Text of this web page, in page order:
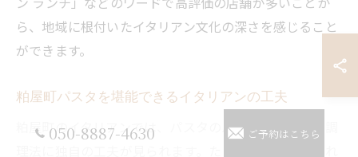
ら、地域に根付いたイタリアン文化の深さを感じること
ができます。
粕屋町パスタを堪能できるイタリアンの工夫
粕屋町のイタリアンでは、パスタのバリエーションや調
050-8887-4630 ご予約はこちら